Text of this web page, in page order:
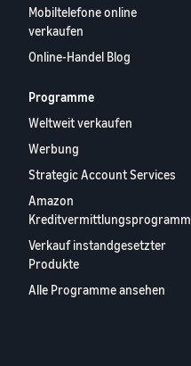
Mobiltelefone online
verkaufen
Online-Handel Blog
Programme
Weltweit verkaufen
Werbung
Strategic Account Services
Amazon
Kreditvermittlungsprogramm
Verkauf instandgesetzter
Produkte
Alle Programme ansehen